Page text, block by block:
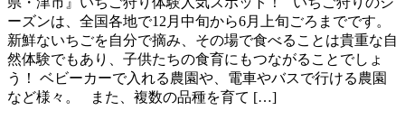
ーズンは、全国各地で12月中旬から6月上旬ごろまでです。
新鮮ないちごを自分で摘み、その場で食べることは貴重な自
然体験でもあり、子供たちの食育にもつながることでしょ
う！ ベビーカーで入れる農園や、電車やバスで行ける農園
など様々。 また、複数の品種を育て […]